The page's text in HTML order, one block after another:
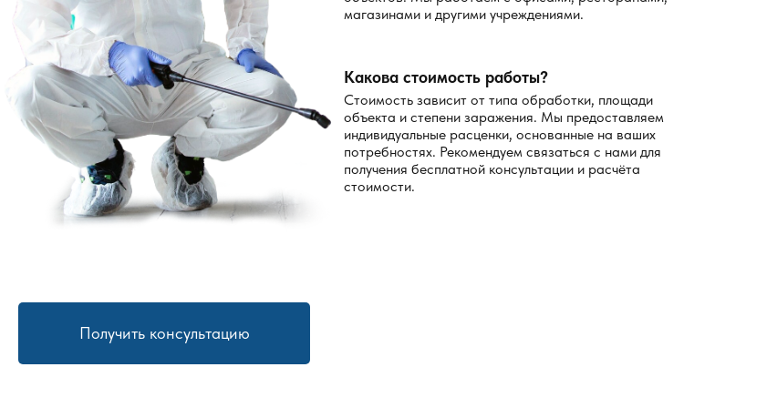
и подсобные комнаты;
замечены крысы.
размещённые средства. В течение срока, который укажет специалист, препараты должны
закрепить результат.
на точное распределение средств. При необходимости выполняем локальное распыления, а на
такие точки от случайного контакта, что особенно важно для квартир и помещений с
магазинами и другими учреждениями.
Какова стоимость работы?
Стоимость зависит от типа обработки, площади
объекта и степени заражения. Мы предоставляем
индивидуальные расценки, основанные на ваших
потребностях. Рекомендуем связаться с нами для
получения бесплатной консультации и расчёта
стоимости.
Получить консультацию